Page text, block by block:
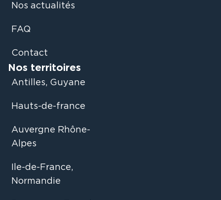
Nos actualités
FAQ
Contact
Nos territoires
Antilles, Guyane
Hauts-de-france
Auvergne Rhône-
Alpes
Ile-de-France,
Normandie